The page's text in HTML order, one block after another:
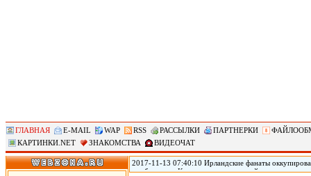
ГЛАВНАЯ E-MAIL WAP RSS РАССЫЛКИ ПАРТНЕРКИ
КАРТИНКИ.NET
ЗНАКОМСТВА ВИДЕОЧАТ
2017-11-13 07:40:10 Ирландские фанаты
прибывшие в Копенгаген на стыковой матч с